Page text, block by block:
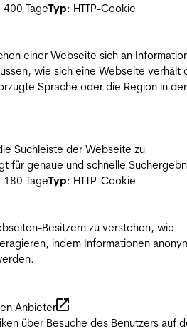
400 TageTyp: HTTP-Cookie
einer Webseite sich an
wie sich eine Webseite verhält
Sprache oder die Region in
Suchleiste der Webseite zu
für genaue und schnelle
180 TageTyp: HTTP-Cookie
Besitzern zu verstehen, wie
indem Informationen
Anbieter
über Besuche des Benutzers auf